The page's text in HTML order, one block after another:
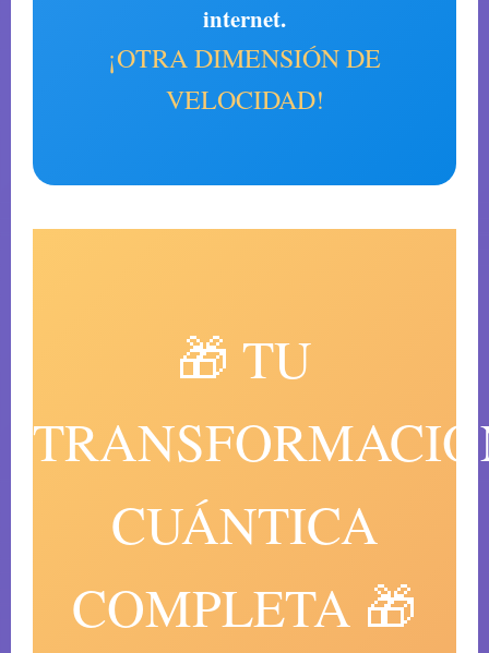
internet.
¡OTRA DIMENSIÓN DE
VELOCIDAD!
🎁 TU
CUÁNTICA
COMPLETA 🎁